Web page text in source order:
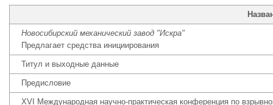
Новосибирский механический завод "Искра"
Предлагает средства инициирования
Титул и выходные данные
Предисловие
ХVI Международная научно-практическая конференция по